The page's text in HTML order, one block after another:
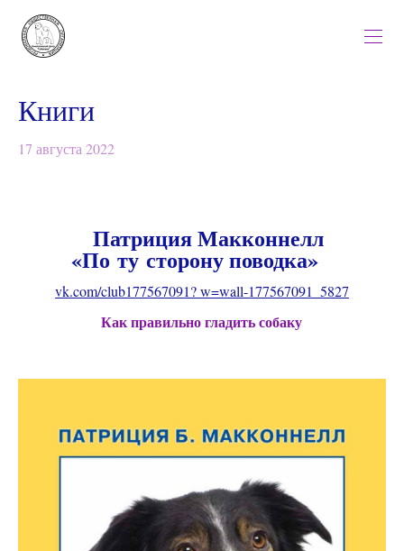
Книги
17 августа 2022
Патриция Макконнелл
«По ту сторону поводка»
vk.com/club177567091? w=wall-177567091_5827
Как правильно гладить собаку